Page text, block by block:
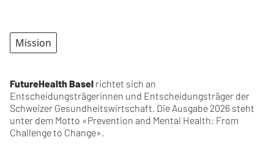
Mission
FutureHealth Basel richtet sich an
Entscheidungsträgerinnen und Entscheidungsträger der
Schweizer Gesundheitswirtschaft. Die Ausgabe 2026 steht
unter dem Motto «Prevention and Mental Health: From
Challenge to Change».